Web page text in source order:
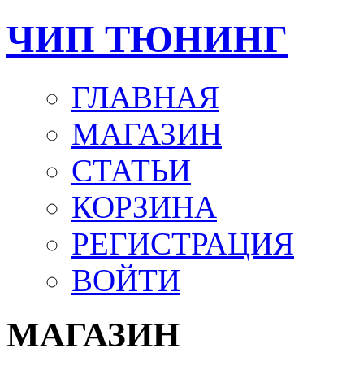
ЧИП ТЮНИНГ
ГЛАВНАЯ
МАГАЗИН
СТАТЬИ
КОРЗИНА
РЕГИСТРАЦИЯ
ВОЙТИ
МАГАЗИН